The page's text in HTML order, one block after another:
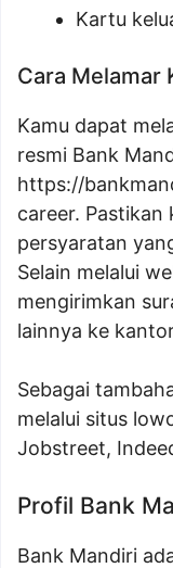
Kartu
Cara Melamar
Kamu dapat
resmi Bank
https://
career. Pastikan
persyaratan
Selain melalui
mengirimkan
lainnya ke
Sebagai
melalui situs
Jobstreet,
Profil Bank
Bank Mandiri